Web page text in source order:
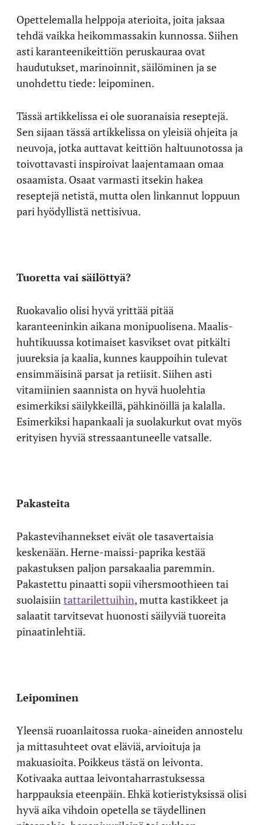
Opettelemalla helppoja aterioita, joita jaksaa
tehdä vaikka heikommassakin kunnossa. Siihen
asti karanteenikeittiön peruskauraa ovat
haudutukset, marinoinnit, säilöminen ja se
unohdettu tiede: leipominen.
Tässä artikkelissa ei ole suoranaisia reseptejä.
Sen sijaan tässä artikkelissa on yleisiä ohjeita ja
neuvoja, jotka auttavat keittiön haltuunotossa ja
toivottavasti inspiroivat laajentamaan omaa
osaamista. Osaat varmasti itsekin hakea
reseptejä netistä, mutta olen linkannut loppuun
pari hyödyllistä nettisivua.
Tuoretta vai säilöttyä?
Ruokavalio olisi hyvä yrittää pitää
karanteeninkin aikana monipuolisena. Maalis-
huhtikuussa kotimaiset kasvikset ovat pitkälti
juureksia ja kaalia, kunnes kauppoihin tulevat
ensimmäisinä parsat ja retiisit. Siihen asti
vitamiinien saannista on hyvä huolehtia
esimerkiksi säilykkeillä, pähkinöillä ja kalalla.
Esimerkiksi hapankaali ja suolakurkut ovat myös
erityisen hyviä stressaantuneelle vatsalle.
Pakasteita
Pakastevihannekset eivät ole tasavertaisia
keskenään. Herne-maissi-paprika kestää
pakastuksen paljon parsakaalia paremmin.
Pakastettu pinaatti sopii vihersmoothieen tai
suolaisiintattarilettuihin, mutta kastikkeet ja
salaatit tarvitsevat huonosti säilyviä tuoreita
pinaatinlehtiä.
Leipominen
Yleensä ruoanlaitossa ruoka-aineiden annostelu
ja mittasuhteet ovat eläviä, arvioituja ja
makuasioita. Poikkeus tästä on leivonta.
Kotivaaka auttaa leivontaharrastuksessa
harppauksia eteenpäin. Ehkä kotieristyksissä olisi
hyvä aika vihdoin opetella se täydellinen